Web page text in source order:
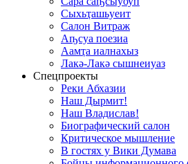
Сыхьҭашьуеит
Салон Витраж
Аҧсуа поезиа
Аамҭа иалнахыз
Лакә-Лакә сышнеиуаз
Спецпроекты
Реки Абхазии
Наш Дырмит!
Наш Владислав!
Биографический салон
Критическое мышление
В гостях у Вики Думава